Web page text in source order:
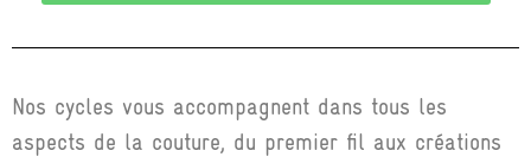
Nos cycles vous accompagnent dans tous les
aspects de la couture, du premier fil aux créations